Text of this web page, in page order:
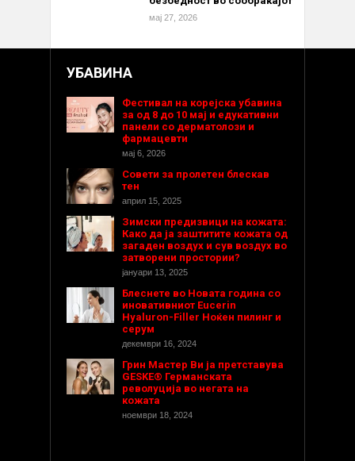
мај 27, 2026
УБАВИНА
Фестивал на корејска убавина
за од 8 до 10 мај и едукативни
панели со дерматолози и
фармацевти
мај 6, 2026
Совети за пролетен блескав
тен
април 15, 2025
Зимски предизвици на кожата:
Како да ја заштитите кожата од
загаден воздух и сув воздух во
затворени простории?
јануари 13, 2025
Блеснете во Новата година со
иновативниот Eucerin
Hyaluron-Filler Ноќен пилинг и
серум
декември 16, 2024
Грин Мастер Ви ја претставува
GESKE® Германската
револуција во негата на
кожата
ноември 18, 2024